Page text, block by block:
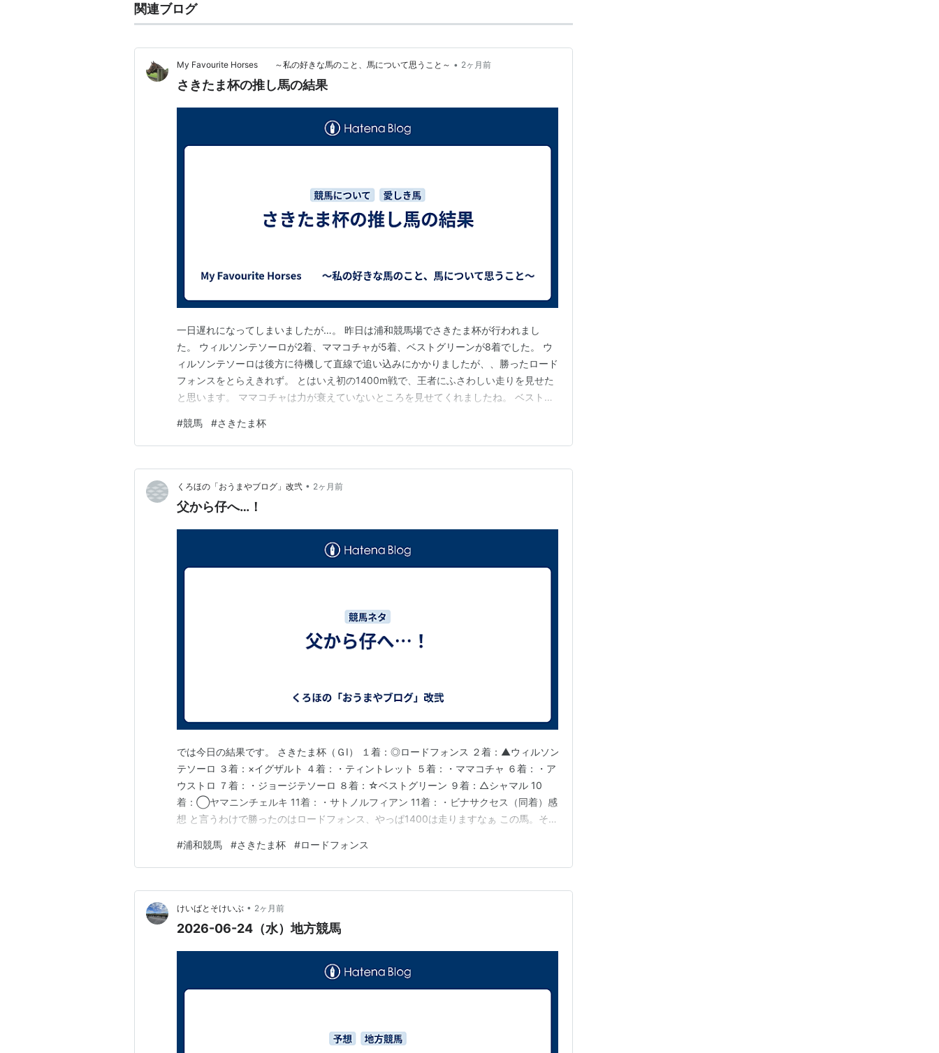
関連ブログ
My Favourite Horses ～私の好きな馬のこと、馬について思うこと～ • 2ヶ月前
さきたま杯の推し馬の結果
一日遅れになってしまいましたが…。 昨日は浦和競馬場でさきたま杯が行われまし
た。 ウィルソンテソーロが2着、ママコチャが5着、ベストグリーンが8着でした。 ウ
ィルソンテソーロは後方に待機して直線で追い込みにかかりましたが、、勝ったロード
フォンスをとらえきれず。 とはいえ初の1400m戦で、王者にふさわしい走りを見せた
と思います。 ママコチャは力が衰えていないところを見せてくれましたね。 ベストグ
大井のイグザルト、4着にも大井のティントレットが入り（しかもどちらも荒山厩
舎！）、中央勢相手にも互角の力を見せてくれました…
#競馬 #さきたま杯
くろほの「おうまやブログ」改弐 • 2ヶ月前
父から仔へ…！
では今日の結果です。 さきたま杯（ＧⅠ） １着：◎ロードフォンス ２着：▲ウィルソン
テソーロ ３着：×イグザルト ４着：・ティントレット ５着：・ママコチャ ６着：・ア
ウストロ ７着：・ジョージテソーロ ８着：☆ベストグリーン ９着：△シャマル 10
着：◯ヤマニンチェルキ 11着：・サトノルフィアン 11着：・ビナサクセス（同着）感
想 と言うわけで勝ったのはロードフォンス、やっぱ1400は走りますなぁ この馬。そし
て…。一方ウィルソンテソーロ、道中後ろ過ぎｗ川田着拾い競馬か？と疑う くらいで
したわ…ｗあとは…シャマルも…
#浦和競馬 #さきたま杯 #ロードフォンス
けいばとそけいぶ • 2ヶ月前
2026-06-24（水）地方競馬